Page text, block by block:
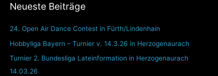
Neueste Beiträge
24. Open Air Dance Contest in Fürth/Lindenhain
Hobbyliga Bayern – Turnier v. 14.3.26 in Herzogenaurach
Turnier 2. Bundesliga Lateinformation in Herzogenaurach
14.03.26